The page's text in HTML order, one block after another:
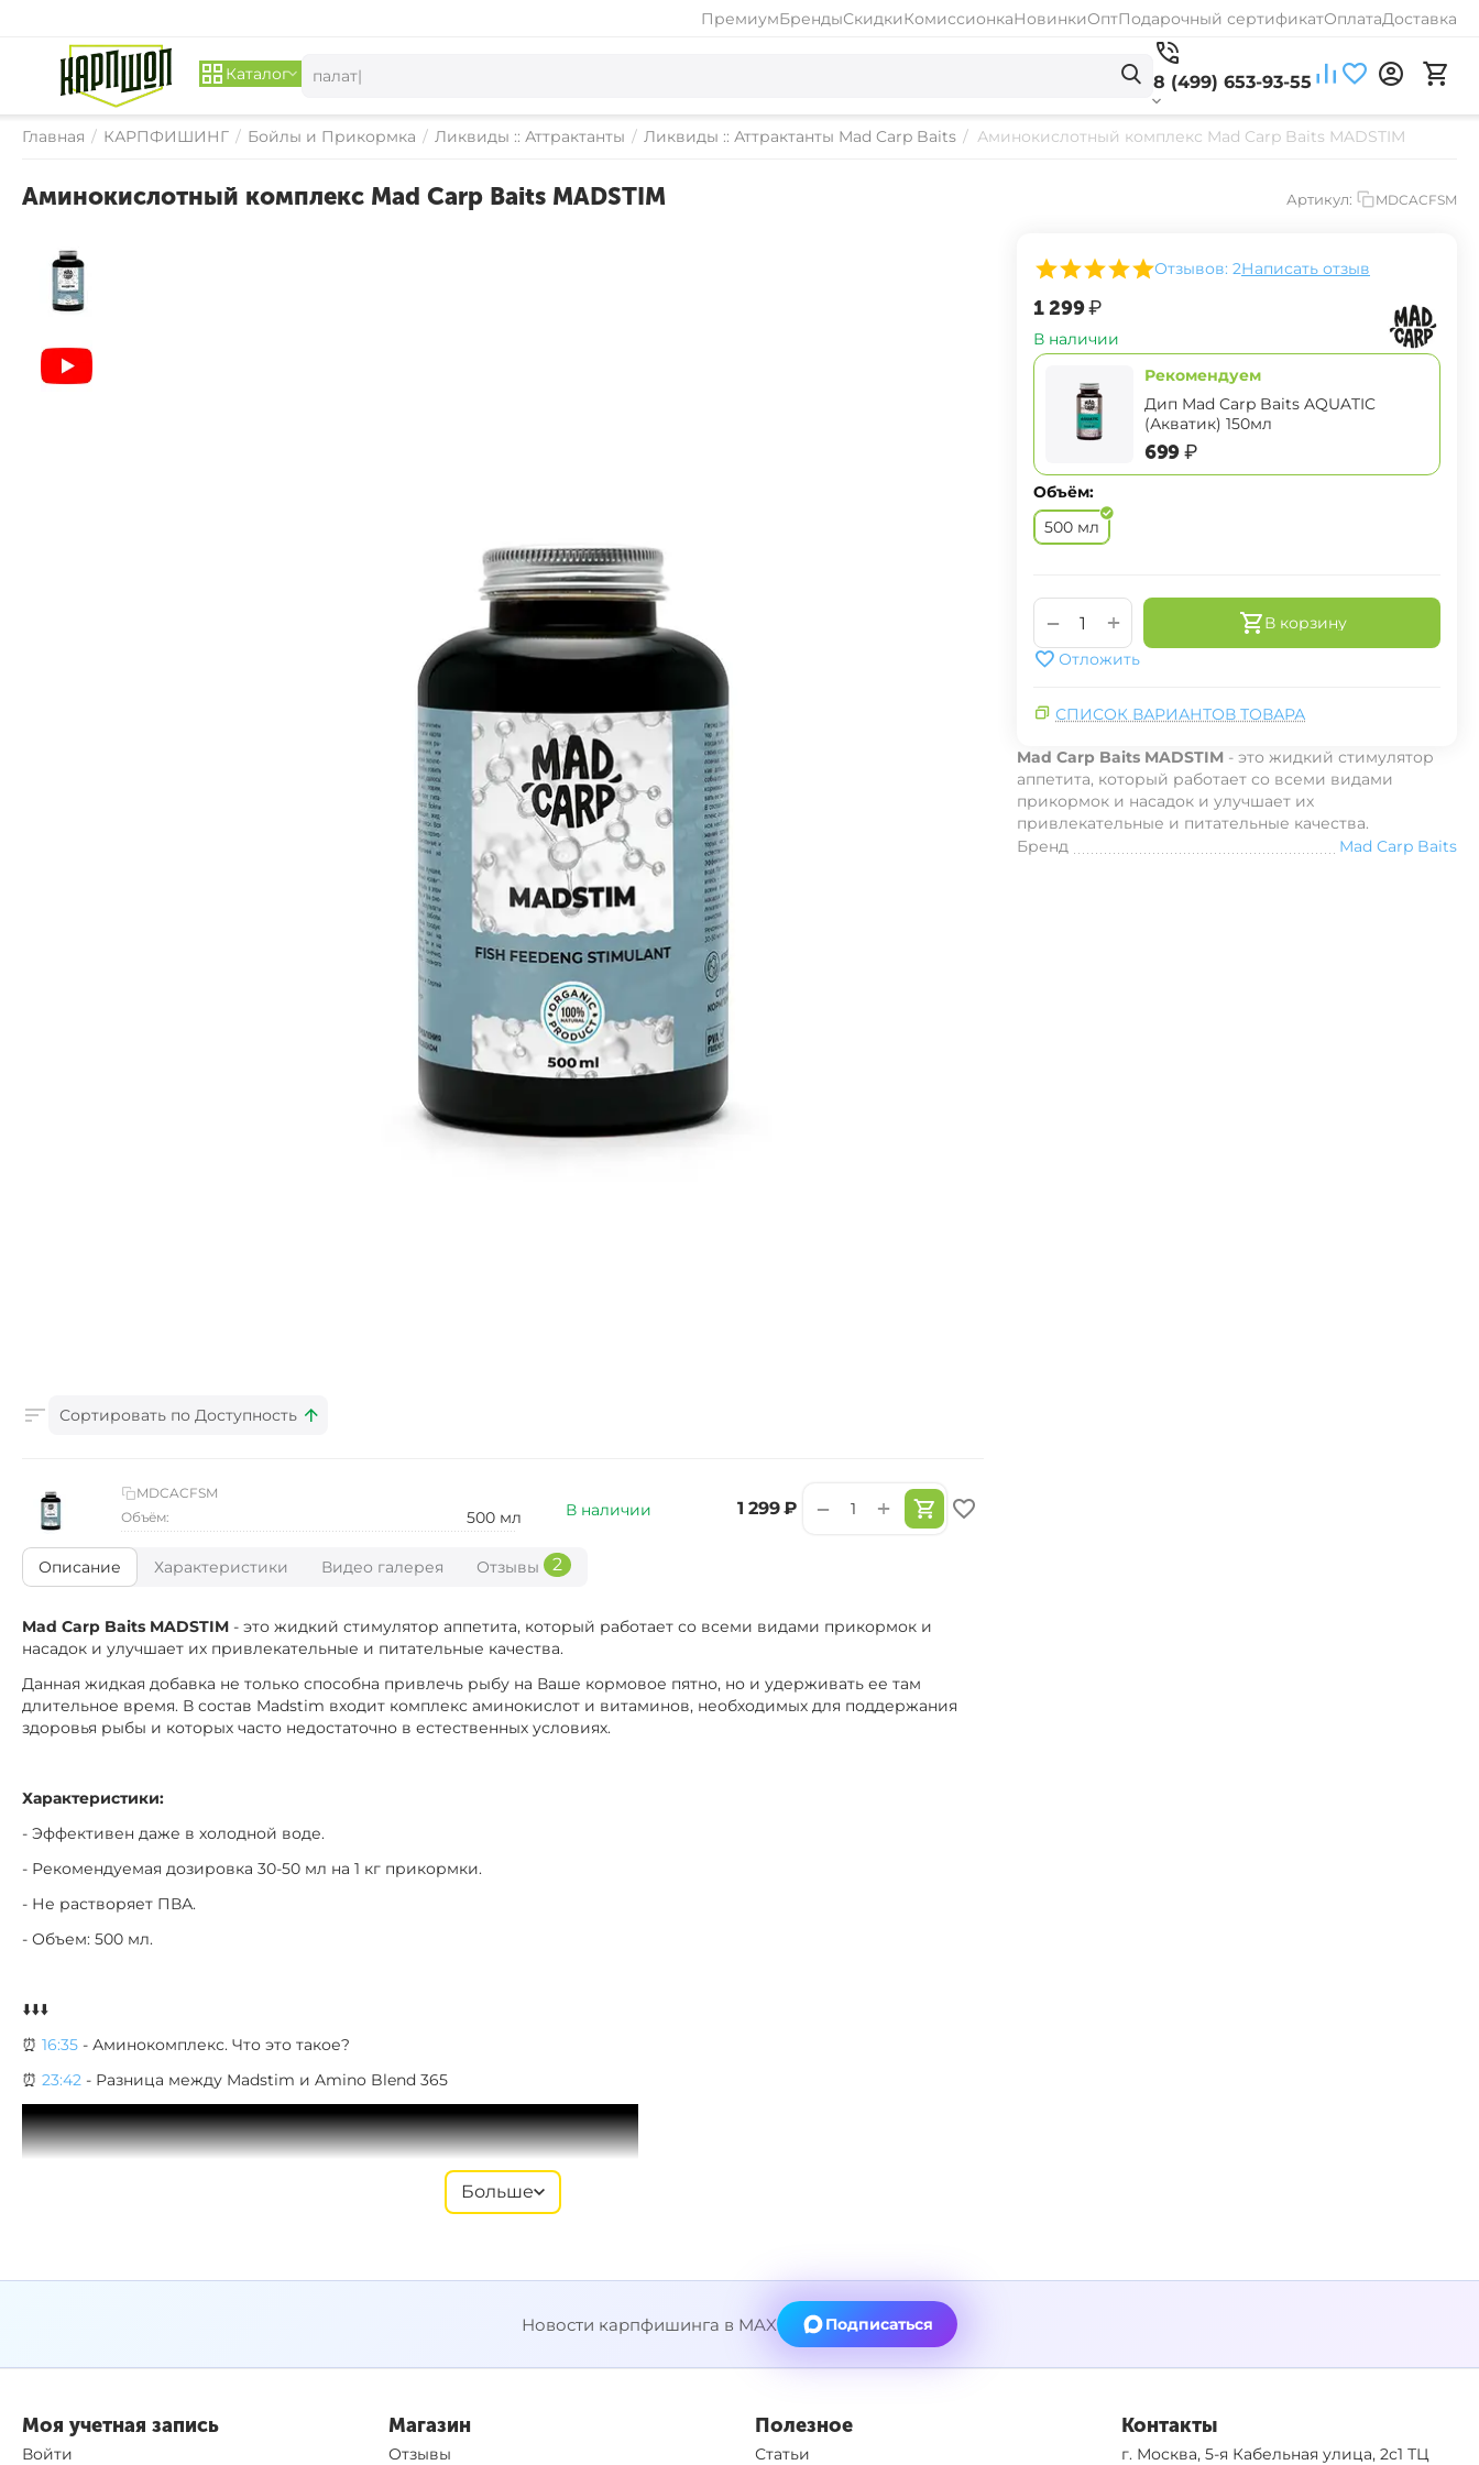
ПремиумБрендыСкидкиКомиссионкаНовинкиОптПодарочный сертификатОплатаДоставка
Каталог 8 (499) 653-93-55
Главная / КАРПФИШИНГ / Бойлы и Прикормка / Ликвиды :: Аттрактанты / Ликвиды :: Аттрактанты Mad Carp Baits / Аминокислотный комплекс Mad Carp Baits MADSTIM
Аминокислотный комплекс Mad Carp Baits MADSTIM Артикул: MDCACFSM
Отзывов: 2Написать отзыв
‍1 299‍₽
В наличии
Рекомендуем
Дип Mad Carp Baits AQUATIC
(Акватик) 150мл
‍699‍₽
Объём:
500 мл
+
−
В корзину
Отложить
СПИСОК ВАРИАНТОВ ТОВАРА
Mad Carp Baits MADSTIM - это жидкий стимулятор
аппетита, который работает со всеми видами
прикормок и насадок и улучшает их
привлекательные и питательные качества.
Бренд
Mad Carp Baits
Сортировать по Доступность
В наличии ‍1 299‍ ₽ +
−
MDCACFSM
Объём:
500 мл
Описание Характеристики Видео галерея Отзывы 2
Mad Carp Baits MADSTIM - это жидкий стимулятор аппетита, который работает со всеми видами прикормок и
насадок и улучшает их привлекательные и питательные качества.
Данная жидкая добавка не только способна привлечь рыбу на Ваше кормовое пятно, но и удерживать ее там
длительное время. В состав Madstim входит комплекс аминокислот и витаминов, необходимых для поддержания
здоровья рыбы и которых часто недостаточно в естественных условиях.
Характеристики:
- Эффективен даже в холодной воде.
- Рекомендуемая дозировка 30-50 мл на 1 кг прикормки.
- Не растворяет ПВА.
- Объем: 500 мл.
⬇️⬇️⬇️
⏰ 16:35 - Аминокомплекс. Что это такое?
⏰ 23:42 - Разница между Madstim и Amino Blend 365
Больше
Новости карпфишинга в MAX Подписаться
Моя учетная запись
Войти
Магазин
Отзывы
Полезное
Статьи
Контакты
г. Москва, 5-я Кабельная улица, 2с1 ТЦ